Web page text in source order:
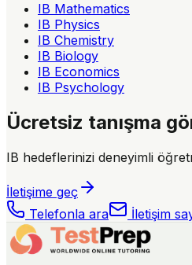
IB Mathematics
IB Physics
IB Chemistry
IB Biology
IB Economics
IB Psychology
Ücretsiz tanışma
IB hedeflerinizi deneyimli
İletişime geç
Telefonla ara
İletişim